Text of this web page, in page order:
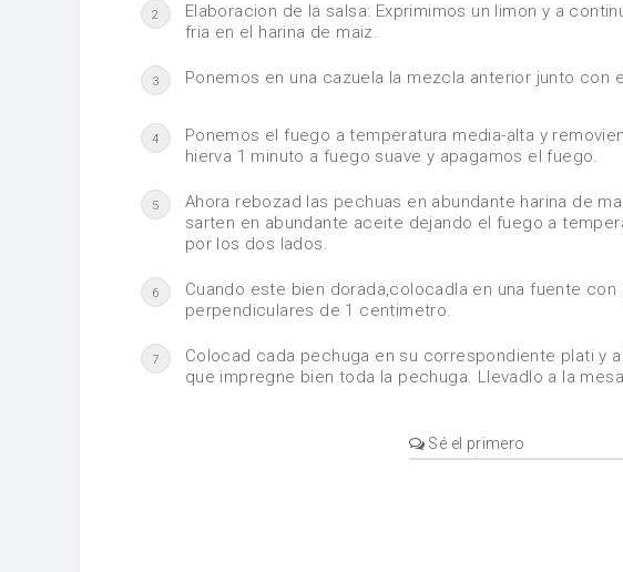
2
Elaboracion de la salsa: Exprimimos un limon y a
fria en el harina de maiz.
3 Ponemos en una cazuela la mezcla anterior junto con
4
Ponemos el fuego a temperatura media-alta y
hierva 1 minuto a fuego suave y apagamos el fuego.
5
Ahora rebozad las pechuas en abundante harina de
sarten en abundante aceite dejando el fuego a
por los dos lados.
6
Cuando este bien dorada,colocadla en una fuente
perpendiculares de 1 centimetro.
7
Colocad cada pechuga en su correspondiente plati y
que impregne bien toda la pechuga. Llevadlo a la
Sé el primero